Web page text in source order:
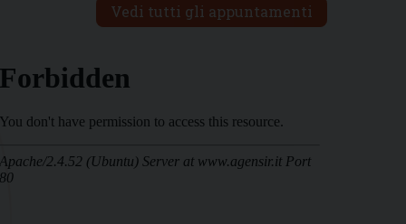
Vedi tutti gli appuntamenti